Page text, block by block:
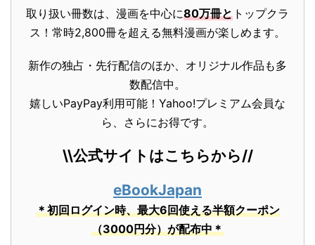
取り扱い冊数は、漫画を中心に80万冊と トップクラ
ス！常時2,800冊を超える無料漫画が楽しめます。
新作の独占・先行配信のほか、オリジナル作品も多
数配信中。
嬉しいPayPay利用可能！Yahoo!プレミアム会員な
ら、さらにお得です。
\\公式サイトはこちらから//
eBookJapan
＊初回ログイン時、最大6回使える半額クーポン
（3000円分）が配布中＊